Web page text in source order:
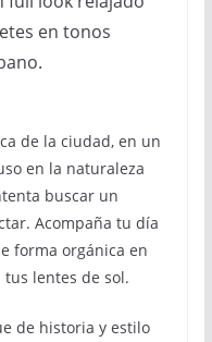
en tonos
de la ciudad, en un
en la naturaleza
buscar un
Acompaña tu día
forma orgánica en
lentes de sol.
de historia y estilo